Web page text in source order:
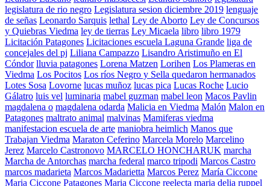
legislatura de rio negro Legislatura sesion diciembre 2019 lenguaje
de señas Leonardo Sarquis lethal Ley de Aborto Ley de Concursos
y Quiebras Viedma ley de tierras Ley Micaela libro libro 1979
Licitación Patagones Licitaciones escuela Laguna Grande liga de
concejales del pj Liliana Campazzo Lisandro Aristimuño en El
Cóndor lluvia patagones Lorena Matzen Lorihen Los Plameras en
Viedma Los Pocitos Los ríos Negro y Sella quedaron hermanados
Lotes Sosa Lovorne lucas muñoz lucas pica Lucas Roche Lucio
Gálatro luis vel luminaria mabel guzman mabel leon Macos Pavlin
magdalena o magdalena odarda Malicia en Viedma Malón Malon en
Patagones maltrato animal malvinas Mamiferas viedma
manifestacion escuela de arte maniobra heimlich Manos que
Trabajan Viedma Maraton Ceferino Marcela Morelo Marcelino
Jerez Marcelo Castronovo MARCELO HONCHARUK marcha
Marcha de Antorchas marcha federal marco tripodi Marcos Castro
marcos madarieta Marcos Madarietta Marcos Perez María Ciccone
Maria Ciccone Patagones Maria Ciccone reelecta maria delia ruppel